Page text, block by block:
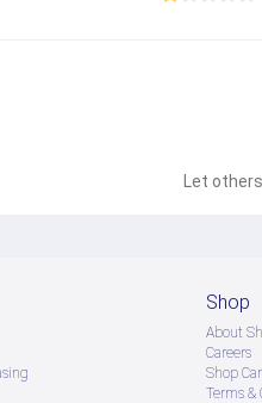
Let
Shop
About
Careers
Shop
Terms &